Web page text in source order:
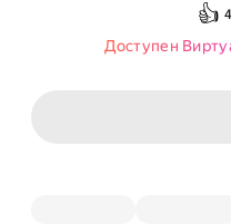
👍 4
Доступен